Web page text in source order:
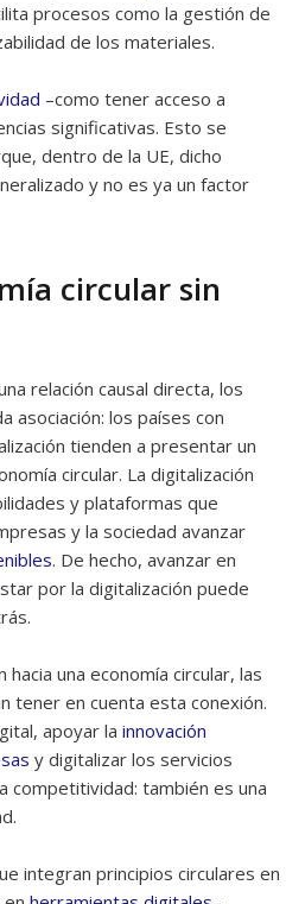
procesos como la gestión de
de los materiales.
–como tener acceso a
significativas. Esto se
dentro de la UE, dicho
y no es ya un factor
circular sin
relación causal directa, los
asociación: los países con
tienden a presentar un
circular. La digitalización
y plataformas que
y la sociedad avanzar
. De hecho, avanzar en
por la digitalización puede
una economía circular, las
tener en cuenta esta conexión.
apoyar la innovación
y digitalizar los servicios
competitividad: también es una
integran principios circulares en